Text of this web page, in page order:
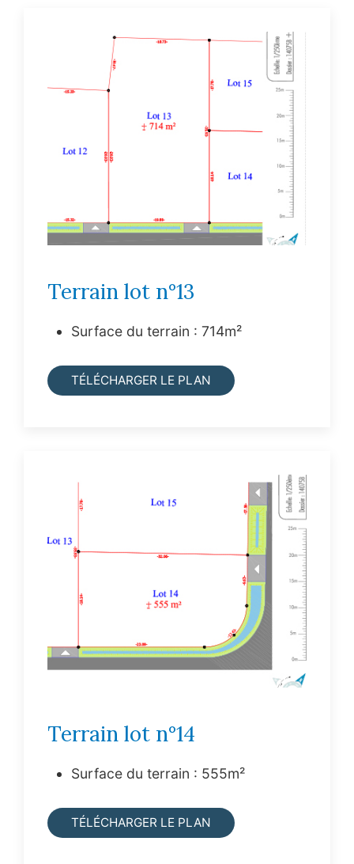
Terrain lot n°13
Surface du terrain : 714m²
TÉLÉCHARGER LE PLAN
Terrain lot n°14
Surface du terrain : 555m²
TÉLÉCHARGER LE PLAN